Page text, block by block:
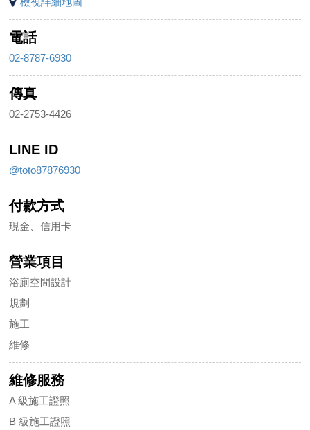
電話
02-8787-6930
傳真
02-2753-4426
LINE ID
@toto87876930
付款方式
現金、信用卡
營業項目
浴廁空間設計
規劃
施工
維修
維修服務
A 級施工證照
B 級施工證照